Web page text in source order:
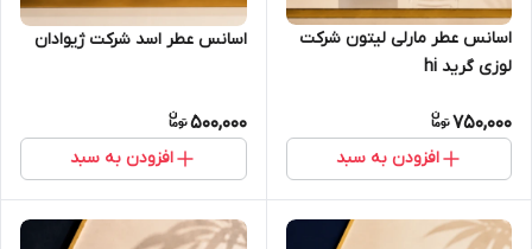
اسانس عطر مارلی لیتون شرکت
لوزی گرید hi
750,000
افزودن به سبد
اسانس عطر اسد شرکت ژیوادان
500,000
افزودن به سبد